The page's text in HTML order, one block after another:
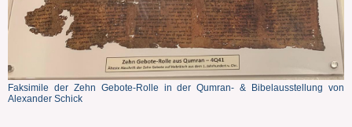
Faksimile der Zehn Gebote-Rolle in der Qumran- & Bibelausstellung von
Alexander Schick